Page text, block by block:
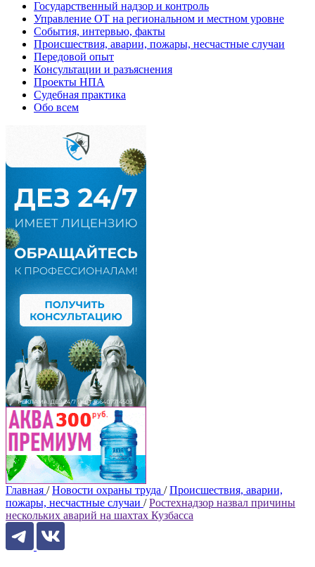
Государственный надзор и контроль
Управление ОТ на региональном и местном уровне
События, интервью, факты
Происшествия, аварии, пожары, несчастные случаи
Передовой опыт
Консультации и разъяснения
Проекты НПА
Судебная практика
Обо всем
Главная / Новости охраны труда / Происшествия, аварии,
пожары, несчастные случаи / Ростехнадзор назвал причины
нескольких аварий на шахтах Кузбасса